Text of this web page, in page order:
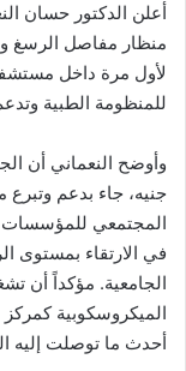
أعلن الدكتور حسان
منظار مفاصل الرسغ
لأول مرة داخل
للمنظومة الطبية
جنيه، جاء بدعم وتبرع
المجتمعي للمؤسسات
في الارتقاء بمستوى
الجامعية. مؤكداً أن
الميكروسكوبية
أحدث ما توصلت إليه